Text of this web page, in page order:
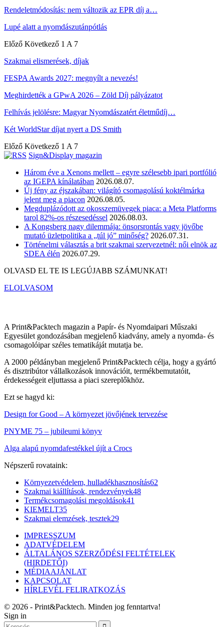
Rendeletmódosítás: nem változik az EPR díj a…
Lupé alatt a nyomdászutánpótlás
Előző Következő 1 A 7
Szakmai elismerések, díjak
FESPA Awards 2027: megnyílt a nevezés!
Meghirdették a GPwA 2026 – Zöld Díj pályázatot
Felhívás jelölésre: Magyar Nyomdászatért életműdíj…
Két WorldStar díjat nyert a DS Smith
Előző Következő 1 A 7
Sign&Display magazin
Három éve a Xenons mellett – egyre szélesebb ipari portfólió
az IGEPA kínálatában 2026.08.07.
Új fény az éjszakában: világító csomagolású koktélmárka
jelent meg a piacon 2026.08.05.
Megduplázódott az okosszemüvegek piaca: a Meta Platforms
tarol 82%-os részesedéssel 2026.08.03.
A Kongsberg nagy dilemmája: önsorsrontás vagy jövőbe
mutató üzletpolitika a „túl jó” minőség? 2026.07.31.
Történelmi választás a brit szakmai szervezetnél: női elnök az
SDEA élén 2026.07.29.
OLVASD EL TE IS LEGÚJABB SZÁMUNKAT!
ELOLVASOM
A Print&Packtech magazin a Papír- és Nyomdaipari Műszaki
Egyesület gondozásában megjelenő kiadvány, amely a nyomda- és
csomagolóipar széles tematikáját mutatja be.
A 2000 példányban megjelenő Print&Packtech célja, hogy a gyártó
és disztribútor vállalkozások innovációit, termékbemutatóit,
érdekességeit eljuttassa a piaci szereplőkhöz.
Ezt se hagyd ki:
Design for Good – A környezet jövőjének tervezése
PNYME 75 – jubileumi könyv
Alga alapú nyomdafestékkel újít a Crocs
Népszerű rovataink:
Környezetvédelem, hulladékhasznosítás62
Szakmai kiállítások, rendezvények48
Termékcsomagolási megoldások41
KIEMELT35
Szakmai elemzések, tesztek29
IMPRESSZUM
ADATVÉDELEM
ÁLTALÁNOS SZERZŐDÉSI FELTÉTELEK
(HIRDETŐI)
MÉDIAAJÁNLAT
KAPCSOLAT
HÍRLEVÉL FELIRATKOZÁS
© 2026 - Print&Packtech. Minden jog fenntartva!
Sign in